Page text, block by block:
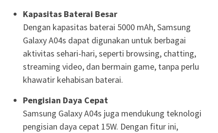
Kapasitas Baterai Besar
Dengan kapasitas baterai 5000 mAh, Samsung
Galaxy A04s dapat digunakan untuk berbagai
aktivitas sehari-hari, seperti browsing, chatting,
streaming video, dan bermain game, tanpa perlu
khawatir kehabisan baterai.
Pengisian Daya Cepat
Samsung Galaxy A04s juga mendukung teknologi
pengisian daya cepat 15W. Dengan fitur ini,